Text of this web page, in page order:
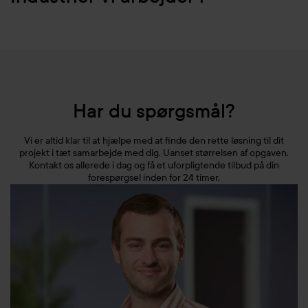
(FKM).
plastsortiment. I sortimentet finder du information om
sporbarhed og relevant migrationstest, der kan
afgøre, om materialet er testet i henhold til dine krav.
Har du spørgsmål?
Vi er altid klar til at hjælpe med at finde den rette løsning til dit
projekt i tæt samarbejde med dig. Uanset størrelsen af opgaven.
Kontakt os allerede i dag og få et uforpligtende tilbud på din
forespørgsel inden for 24 timer.